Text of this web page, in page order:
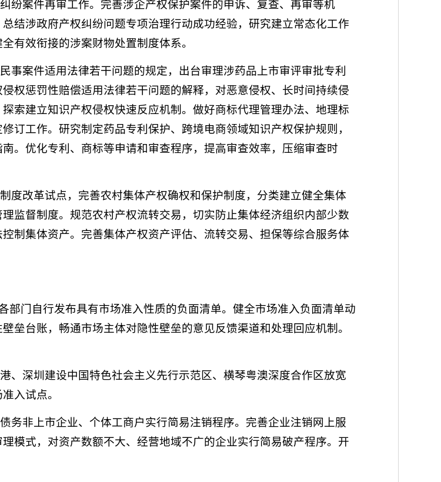
纷案件再审工作。完善涉企产权保护案件的申诉、复查、再审等机
结涉政府产权纠纷问题专项治理行动成功经验，研究建立常态化工作
有效衔接的涉案财物处置制度体系。
事案件适用法律若干问题的规定，出台审理涉药品上市审评审批专利
权惩罚性赔偿适用法律若干问题的解释，对恶意侵权、长时间持续侵
索建立知识产权侵权快速反应机制。做好商标代理管理办法、地理标
订工作。研究制定药品专利保护、跨境电商领域知识产权保护规则，
。优化专利、商标等申请和审查程序，提高审查效率，压缩审查时
度改革试点，完善农村集体产权确权和保护制度，分类建立健全集体
监督制度。规范农村产权流转交易，切实防止集体经济组织内部少数
制集体资产。完善集体产权资产评估、流转交易、担保等综合服务体
部门自行发布具有市场准入性质的负面清单。健全市场准入负面清单动
垒台账，畅通市场主体对隐性壁垒的意见反馈渠道和处理回应机制。
、深圳建设中国特色社会主义先行示范区、横琴粤澳深度合作区放宽
入试点。
务非上市企业、个体工商户实行简易注销程序。完善企业注销网上服
模式，对资产数额不大、经营地域不广的企业实行简易破产程序。开